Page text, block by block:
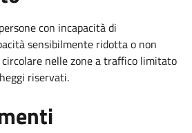
con incapacità di
sensibilmente ridotta o non
nelle zone a traffico limitato
riservati.